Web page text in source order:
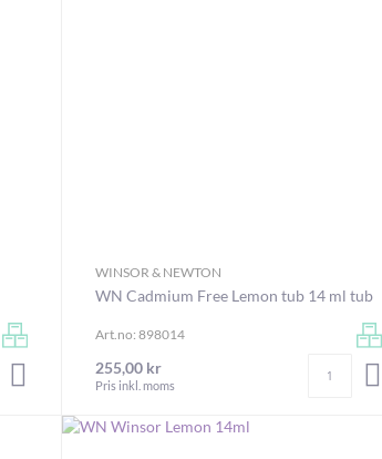
LÄGG I VARUKORGEN
WINSOR & NEWTON
WN Cadmium Free Lemon tub 14 ml tub
Art.no: 898014
255,00 kr
Pris inkl. moms